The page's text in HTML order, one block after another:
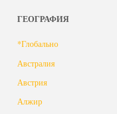
ГЕОГРАФИЯ
*Глобально
Австралия
Австрия
Алжир